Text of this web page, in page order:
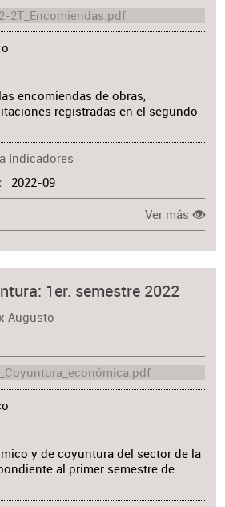
encomiendas de obras,
registradas en el segundo
Indicadores
2022-09
Ver más
1er. semestre 2022
Augusto
y de coyuntura del sector de la
al primer semestre de